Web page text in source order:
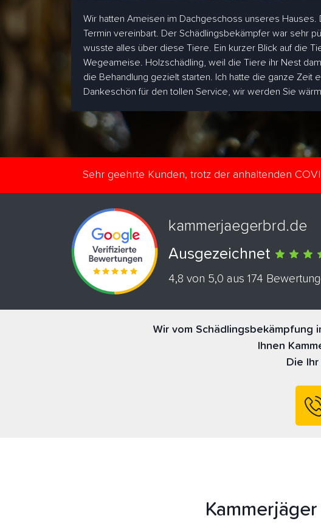
Wir hatten Ameisen im Dachgeschoss unseres
Termin vereinbart. Der Schädlingsbekämpfer war sehr
wusste alles über diese Tiere. Ein kurzer Blick auf die
Wegeameise. Holzschädling, weil die Tiere ihr Nest
die Behandlung gezielt starten. Ich hatte die ganze Zeit
Dankeschön für den tollen Service, wir werden Sie
Sehr geehrte Kunden, trotz der anhaltenden
kammerjaegerbrd.de
Ausgezeichnet
4,8 von 5,0 aus 174
Wir vom Schädlingsbekämpfung
Ihnen
Die